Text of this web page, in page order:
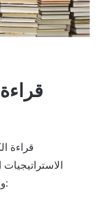
قراءة
والأفكار للاستفادة القصوى من هذه الاستراتيجية: